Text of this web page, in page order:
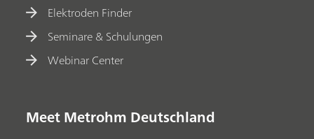
Elektroden Finder
Seminare & Schulungen
Webinar Center
Meet Metrohm Deutschland